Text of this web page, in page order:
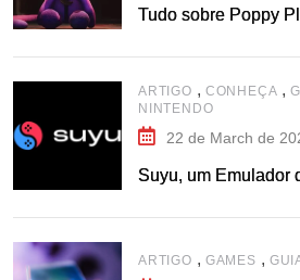
Tudo sobre Poppy
ARTIGO , CONHEÇA ,
NINTENDO
22 de March de
Suyu, um Emulador
ARTIGO , GAMES ,